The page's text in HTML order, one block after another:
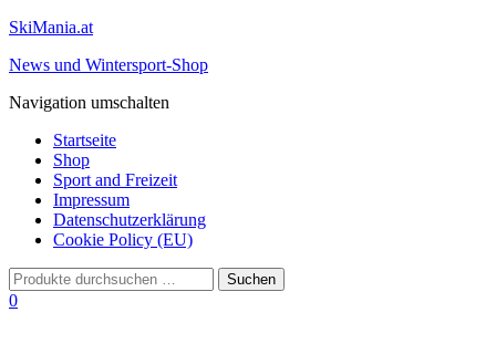
SkiMania.at
News und Wintersport-Shop
Navigation umschalten
Startseite
Shop
Sport and Freizeit
Impressum
Datenschutzerklärung
Cookie Policy (EU)
0